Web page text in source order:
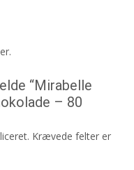
“Mirabelle
– 80
Krævede felter er